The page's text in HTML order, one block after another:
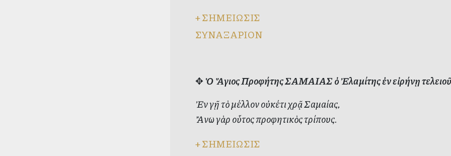
+ΣΗΜΕΙΩΣΙΣ
ΣΥΝΑΞΑΡΙΟΝ
✥ Ὁ Ἅγιος Προφήτης ΣΑΜΑΙΑΣ ὁ Ἐλαμίτης ἐν εἰρήνῃ
Ἐν γῇ τὸ μέλλον οὐκέτι χρᾷ Σαμαίας,
Ἄνω γὰρ οὗτος προφητικὸς τρίπους.
+ΣΗΜΕΙΩΣΙΣ